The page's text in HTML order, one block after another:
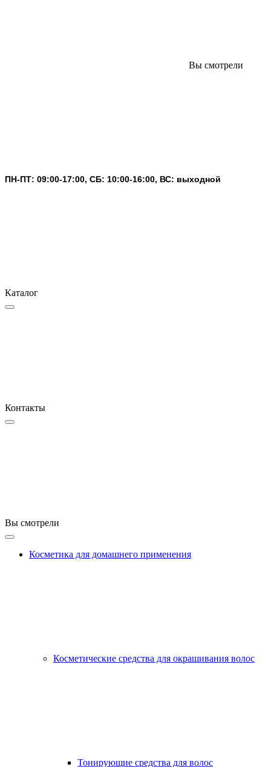
Вы смотрели
ПН-ПТ: 09:00-17:00, СБ: 10:00-16:00, ВС: выходной
Каталог
Контакты
Вы смотрели
Косметика для домашнего применения
Косметические средства для окрашивания волос
Тонирующие средства для волос